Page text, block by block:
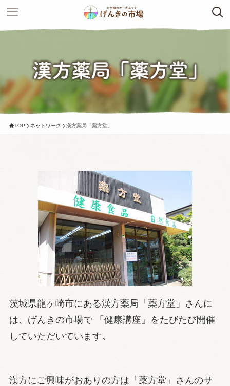
TOP ネットワーク 漢方薬局「薬方堂」
茨城県龍ヶ崎市にある漢方薬局「薬方堂」さんに
は、げんきの市場で 「健康講座」をたびたび開催
していただいています。
漢方にご興味がおありの方は 「薬方堂」さんのサ